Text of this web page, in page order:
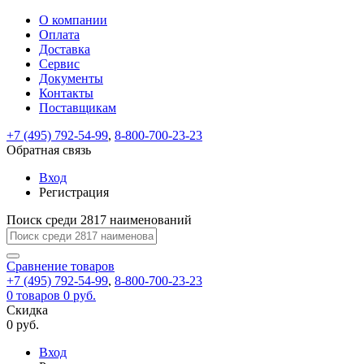
ВходРегистрация
Только
test@example.com
отправлена
по
ней
для
регистрации.
Ок
Только
Запомнить
меня
Забыли
Восстановление
пароля
Заполните
форму.
Мы
отправим
ссылку
на
указанный
электронный
адрес,
перейдя
по
которой
вы
новый
На
вашу
test@test.ru
отправлена
ссылка.
Перейдите
по
для
смены
пароля.
Введите
новый
пароль
Сменить
Пароль
успешно
Войти
Обратная
связь
Сообщение
пользовательского
соглашения
Ваше
сообщение
успешно
О компании
Оплата
Доставка
Сервис
Документы
Контакты
Поставщикам
+7 (495) 792-54-99, 8-800-700-23-23
Обратная связь
Вход
Регистрация
Поиск среди 2817 наименований
Сравнение товаров
+7 (495) 792-54-99, 8-800-700-23-23
0 товаров 0 руб.
Скидка
0 руб.
Вход